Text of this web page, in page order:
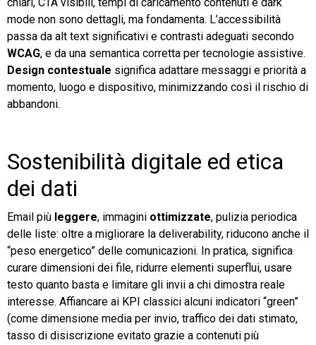
chiari, CTA visibili, tempi di caricamento contenuti e dark
mode non sono dettagli, ma fondamenta. L’accessibilità
passa da alt text significativi e contrasti adeguati secondo
WCAG, e da una semantica corretta per tecnologie assistive.
Design contestuale significa adattare messaggi e priorità a
momento, luogo e dispositivo, minimizzando così il rischio di
abbandoni.
Sostenibilità digitale ed etica
dei dati
Email più leggere, immagini ottimizzate, pulizia periodica
delle liste: oltre a migliorare la deliverability, riducono anche il
“peso energetico” delle comunicazioni. In pratica, significa
curare dimensioni dei file, ridurre elementi superflui, usare
testo quanto basta e limitare gli invii a chi dimostra reale
interesse. Affiancare ai KPI classici alcuni indicatori “green”
(come dimensione media per invio, traffico dei dati stimato,
tasso di disiscrizione evitato grazie a contenuti più